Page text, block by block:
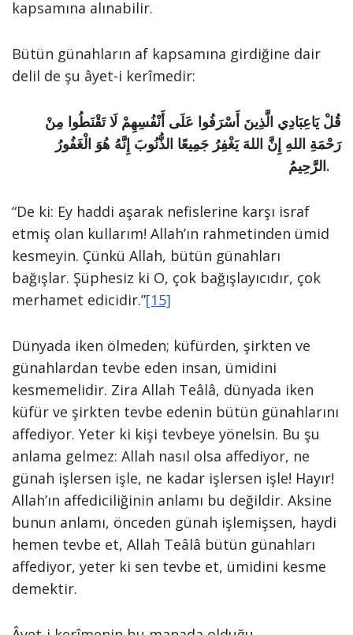
kapsamına alınabilir.
Bütün günahların af kapsamına girdiğine dair
delil de şu âyet-i kerîmedir:
قُلْ يَاعِبَادِي الَّذِينَ أَسْرَفُوا عَلَى أَنْفُسِهِمْ لَا تَقْنَطُوا مِنْ
رَحْمَةِ اللهِ إِنَّ اللهَ يَغْفِرُ جَمِيعًا الذُّنُوبَ إِنَّهُ هُوَ الْغَفُورُ
الرَّحِيمُ.
“De ki: Ey haddi aşarak nefislerine karşı israf
etmiş olan kullarım! Allah’ın rahmetinden ümid
kesmeyin. Çünkü Allah, bütün günahları
bağışlar. Şüphesiz ki O, çok bağışlayıcıdır, çok
merhamet edicidir.”[15]
Dünyada iken ölmeden; küfürden, şirkten ve
günahlardan tevbe eden insan, ümidini
kesmemelidir. Zira Allah Teâlâ, dünyada iken
küfür ve şirkten tevbe edenin bütün günahlarını
affediyor. Yeter ki kişi tevbeye yönelsin. Bu şu
anlama gelmez: Allah nasıl olsa affediyor, ne
günah işlersen işle, ne kadar işlersen işle! Hayır!
Allah’ın affediciliğinin anlamı bu değildir. Aksine
bunun anlamı, önceden günah işlemişsen, haydi
hemen tevbe et, Allah Teâlâ bütün günahları
affediyor, yeter ki sen tevbe et, ümidini kesme
demektir.